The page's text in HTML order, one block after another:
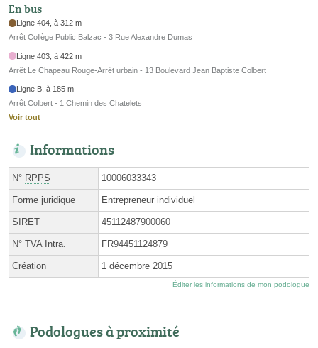
En bus
Ligne 404, à 312 m
Arrêt Collège Public Balzac - 3 Rue Alexandre Dumas
Ligne 403, à 422 m
Arrêt Le Chapeau Rouge-Arrêt urbain - 13 Boulevard Jean Baptiste Colbert
Ligne B, à 185 m
Arrêt Colbert - 1 Chemin des Chatelets
Voir tout
Informations
N° RPPS 10006033343
Forme juridique Entrepreneur individuel
SIRET 45112487900060
N° TVA Intra. FR94451124879
Création 1 décembre 2015
Éditer les informations de mon podologue
Podologues à proximité